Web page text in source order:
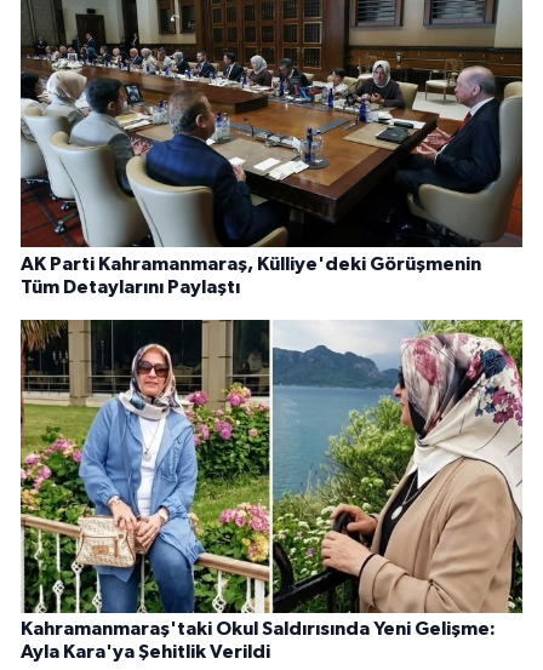
AK Parti Kahramanmaraş, Külliye'deki Görüşmenin
Tüm Detaylarını Paylaştı
Kahramanmaraş'taki Okul Saldırısında Yeni Gelişme:
Ayla Kara'ya Şehitlik Verildi